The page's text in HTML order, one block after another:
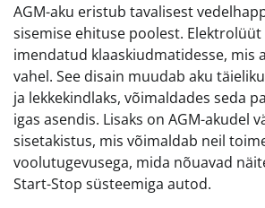
AGM-aku eristub tavalisest
sisemise ehituse poolest. Elektrolüüt
imendatud klaaskiudmatidesse, mis
vahel. See disain muudab aku
ja lekkekindlaks, võimaldades seda
igas asendis. Lisaks on AGM-akudel
sisetakistus, mis võimaldab neil
voolutugevusega, mida nõuavad
Start-Stop süsteemiga autod.